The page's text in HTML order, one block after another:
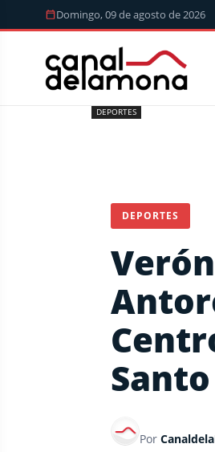
Domingo, 09 de agosto de 2026
DEPORTES
DEPORTES
Por